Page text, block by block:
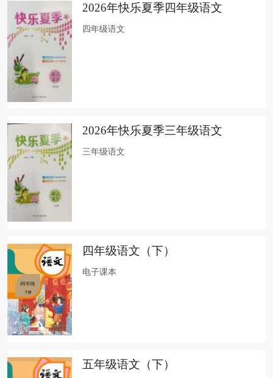
2026年快乐夏季四年级语文
四年级语文
2026年快乐夏季三年级语文
三年级语文
四年级语文（下）
电子课本
五年级语文（下）